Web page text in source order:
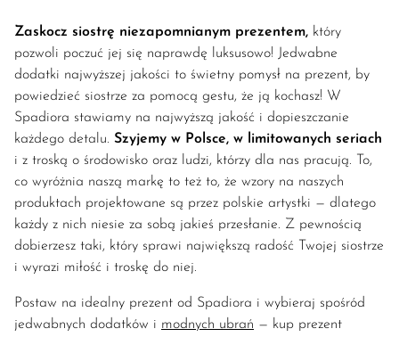
Zaskocz siostrę niezapomnianym prezentem, który
pozwoli poczuć jej się naprawdę luksusowo! Jedwabne
dodatki najwyższej jakości to świetny pomysł na prezent, by
powiedzieć siostrze za pomocą gestu, że ją kochasz! W
Spadiora stawiamy na najwyższą jakość i dopieszczanie
każdego detalu. Szyjemy w Polsce, w limitowanych seriach
i z troską o środowisko oraz ludzi, którzy dla nas pracują. To,
co wyróżnia naszą markę to też to, że wzory na naszych
produktach projektowane są przez polskie artystki — dlatego
każdy z nich niesie za sobą jakieś przesłanie. Z pewnością
dobierzesz taki, który sprawi największą radość Twojej siostrze
i wyrazi miłość i troskę do niej.
Postaw na idealny prezent od Spadiora i wybieraj spośród
jedwabnych dodatków i modnych ubrań — kup prezent